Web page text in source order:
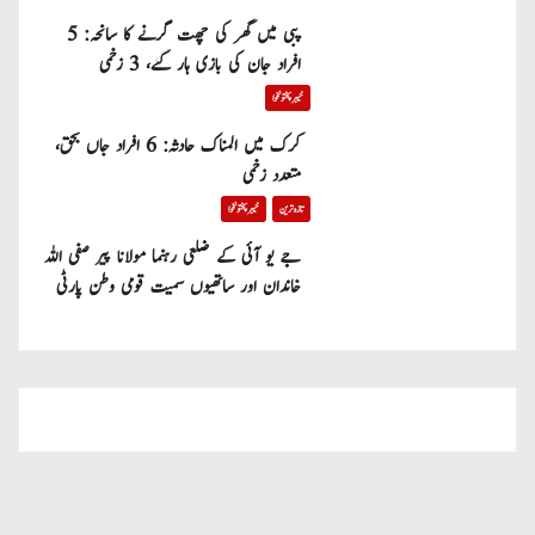
پبی میں گھر کی چھت گرنے کا سانحہ: 5
افراد جان کی بازی ہار گئے، 3 زخمی
خیبر پختونخوا
کرک میں المناک حادثہ: 6 افراد جاں بحق،
متعدد زخمی
تازہ ترین خیبر پختونخوا
جے یو آئی کے ضلعی رہنما مولانا پیر صفی اللہ
خاندان اور ساتھیوں سمیت قومی وطن پارٹی